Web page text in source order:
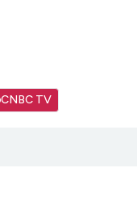
CNBC TV